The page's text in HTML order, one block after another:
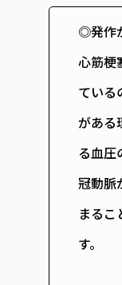
◎発作
心筋梗
ている
がある
る血圧
冠動脈
まるこ
す。